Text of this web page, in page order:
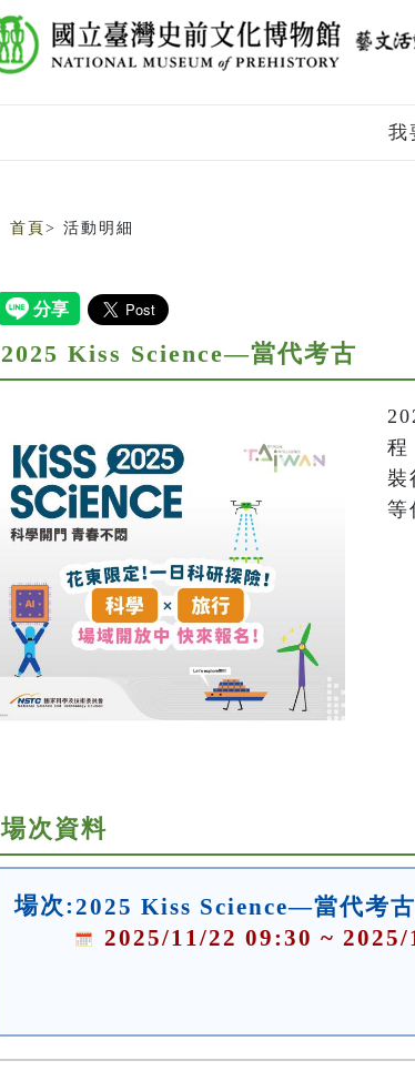
我
首頁 > 活動明細
2025 Kiss Science—當代考古
程
裝
等
場次資料
場次:2025 Kiss Science—當代考古
2025/11/22 09:30 ~